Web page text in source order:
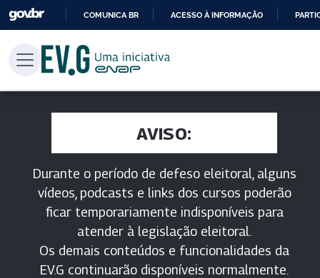
PARA
CONTEÚDO
COMUNICA BR ACESSO À INFORMAÇÃO
AVISO:
Durante o período de defeso eleitoral, alguns
vídeos, podcasts e links dos cursos poderão
ficar temporariamente indisponíveis para
atender à legislação eleitoral.
Os demais conteúdos e funcionalidades da
EV.G continuarão disponíveis normalmente.